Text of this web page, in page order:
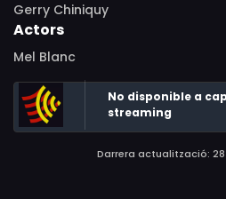
Gerry Chiniquy
Actors
Mel Blanc
No disponible a
streaming
Darrera actualització: 28